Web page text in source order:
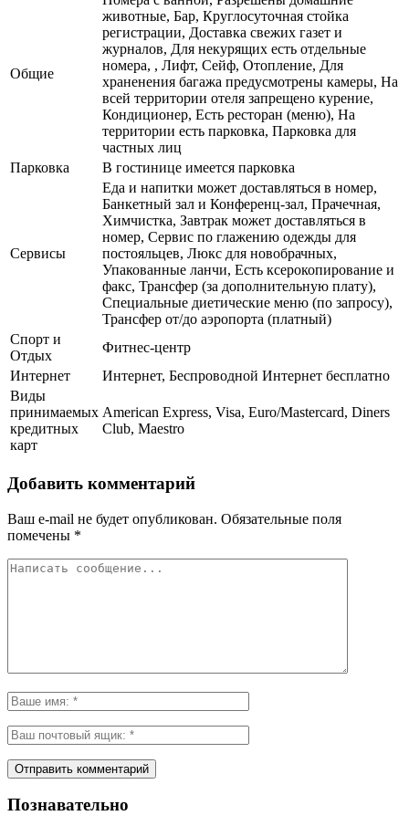
Общие
животные, Бар, Круглосуточная стойка
регистрации, Доставка свежих газет и
журналов, Для некурящих есть отдельные
номера, , Лифт, Сейф, Отопление, Для
храненения багажа предусмотрены камеры, На
всей территории отеля запрещено курение,
Кондиционер, Есть ресторан (меню), На
территории есть парковка, Парковка для
частных лиц
Парковка
В гостинице имеется парковка
Сервисы
Еда и напитки может доставляться в номер,
Банкетный зал и Конференц-зал, Прачечная,
Химчистка, Завтрак может доставляться в
номер, Сервис по глажению одежды для
постояльцев, Люкс для новобрачных,
Упакованные ланчи, Есть ксерокопирование и
факс, Трансфер (за дополнительную плату),
Специальные диетические меню (по запросу),
Трансфер от/до аэропорта (платный)
Спорт и
Отдых
Фитнес-центр
Интернет
Интернет, Беспроводной Интернет бесплатно
Виды
принимаемых
кредитных
карт
American Express, Visa, Euro/Mastercard, Diners
Club, Maestro
Добавить комментарий
Ваш e-mail не будет опубликован. Обязательные поля
помечены *
Познавательно